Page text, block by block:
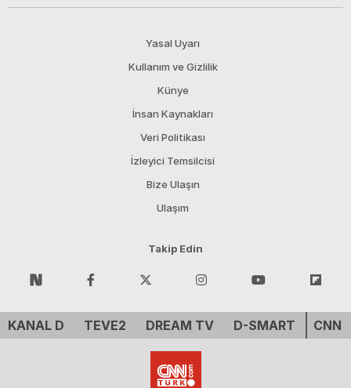
Yasal Uyarı
Kullanım ve Gizlilik
Künye
İnsan Kaynakları
Veri Politikası
İzleyici Temsilcisi
Bize Ulaşın
Ulaşım
Takip Edin
KANAL D TEVE2 DREAM TV D-SMART CNN